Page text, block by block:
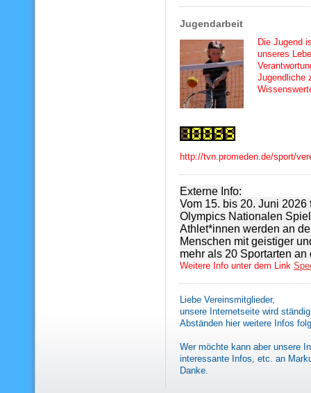
Jugendarbeit
Die Jugend
unseres
Jugendliche
http://tvn.promeden.de/sport/
Externe Info:
Vom 15. bis 20. Juni
Olympics Nationalen
Athlet*innen werden an
Menschen mit geistiger
mehr als 20 Sportarten an
Weitere Info unter dem Link
Liebe Vereinsmitglieder,
unsere Internetseite wird
Abständen hier weitere Infos
Wer möchte kann aber unsere
interessante Infos, etc. an
Danke.